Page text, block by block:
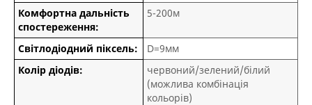
Комфортна дальність
спостереження:
5-200м
Світлодіодний піксель:
D=9мм
Колір діодів:
червоний/зелений/білий
(можлива комбінація
кольорів)